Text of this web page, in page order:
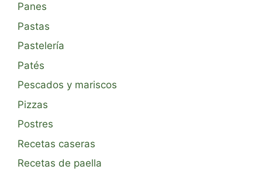
Panes
Pastas
Pastelería
Patés
Pescados y mariscos
Pizzas
Postres
Recetas caseras
Recetas de paella